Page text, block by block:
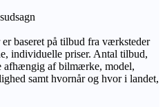
baseret på tilbud fra værksteder
individuelle priser. Antal tilbud,
afhængig af bilmærke, model,
samt hvornår og hvor i landet,